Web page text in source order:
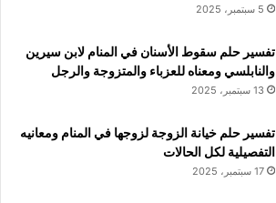
5 سبتمبر، 2025
تفسير حلم سقوط الأسنان في المنام لابن سيرين
والنابلسي ومعناه للعزباء والمتزوجة والرجل
13 سبتمبر، 2025
تفسير حلم خيانة الزوجة لزوجها في المنام ومعانيه
التفصيلية لكل الحالات
17 سبتمبر، 2025